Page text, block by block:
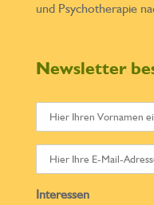
und Psychotherapie
Newsletter
Interessen